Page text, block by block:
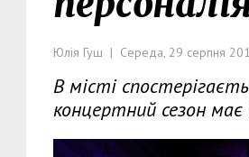
Юлія Гуш | Середа, 29 серпня
В місті
концертний сезон